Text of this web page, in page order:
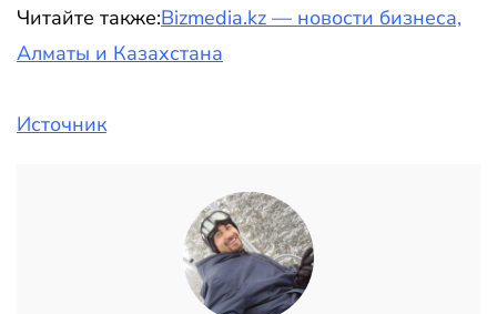
Читайте также:Bizmedia.kz — новости бизнеса,
Алматы и Казахстана
Источник